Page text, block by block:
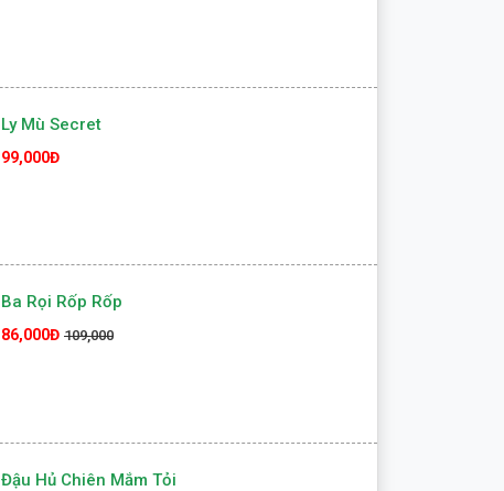
Ly Mù Secret
99,000Đ
Ba Rọi Rốp Rốp
86,000Đ 109,000
Đậu Hủ Chiên Mắm Tỏi